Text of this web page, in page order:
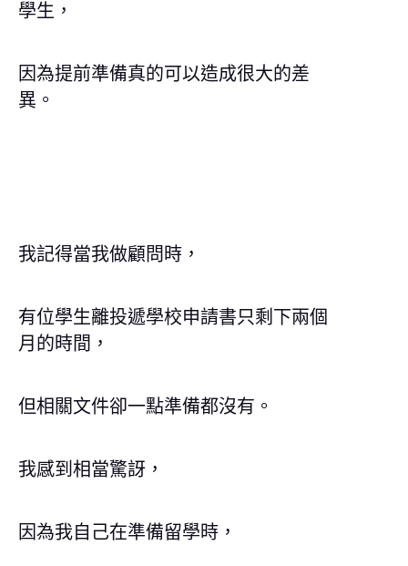
學生，
因為提前準備真的可以造成很大的差
異。
我記得當我做顧問時，
有位學生離投遞學校申請書只剩下兩個
月的時間，
但相關文件卻一點準備都沒有。
我感到相當驚訝，
因為我自己在準備留學時，